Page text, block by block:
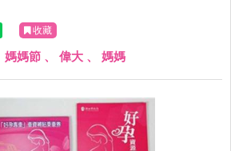
收藏
媽媽節 、 偉大 、 媽媽